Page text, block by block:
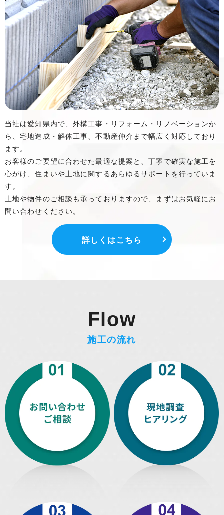
当社は愛知県内で、外構工事・リフォーム・リノベーションか
ら、宅地造成・解体工事、不動産仲介まで幅広く対応しており
ます。
お客様のご要望に合わせた最適な提案と、丁寧で確実な施工を
心がけ、住まいや土地に関するあらゆるサポートを行っていま
す。
土地や物件のご相談も承っておりますので、まずはお気軽にお
問い合わせください。
詳しくはこちら
Flow
施工の流れ